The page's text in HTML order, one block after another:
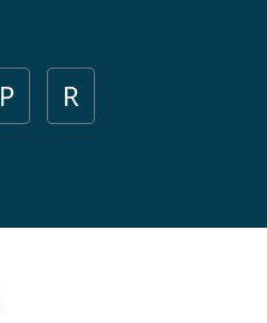
P
R